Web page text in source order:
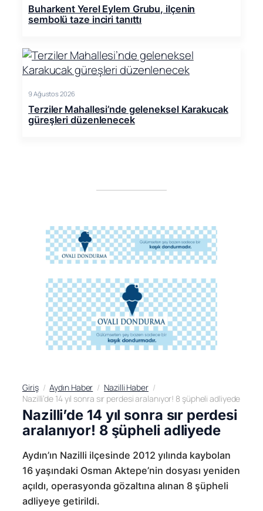
Buharkent Yerel Eylem Grubu, ilçenin
sembolü taze inciri tanıttı
9 Ağustos 2026
Terziler Mahallesi’nde geleneksel Karakucak
güreşleri düzenlenecek
Giriş Aydın Haber
Nazilli Haber
Nazilli’de 14 yıl sonra sır perdesi aralanıyor! 8 şüpheli adliyede
Nazilli’de 14 yıl sonra sır perdesi
aralanıyor! 8 şüpheli adliyede
Aydın’ın Nazilli ilçesinde 2012 yılında kaybolan
16 yaşındaki Osman Aktepe’nin dosyası yeniden
açıldı, operasyonda gözaltına alınan 8 şüpheli
adliyeye getirildi.